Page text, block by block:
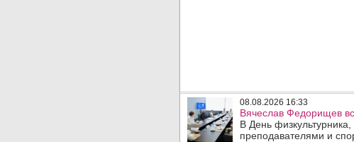
08.08.2026 16:33
Вячеслав Федорищев
В День
преподавателями и